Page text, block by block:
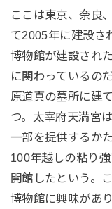
ここは東京、奈良
て2005年に建設さ
博物館が建設され
に関わっているの
原道真の墓所に建
つ。太宰府天満宮
一部を提供するか
100年越しの粘り
開館したという。
博物館に興味があ